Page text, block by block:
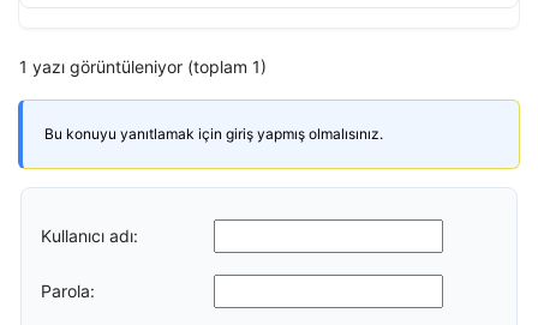
1 yazı görüntüleniyor (toplam 1)
Bu konuyu yanıtlamak için giriş yapmış olmalısınız.
Kullanıcı adı:
Parola: